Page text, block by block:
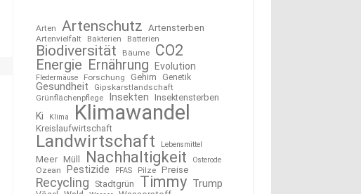
Arten Artenschutz Artensterben
Artenvielfalt Bakterien Batterien
Biodiversität Bäume CO2
Energie Ernährung Evolution
Fledermäuse Forschung Gehirn Genetik
Gesundheit Gipskarstlandschaft
Grünflächenpflege Insekten Insektensterben
Ki Klima Klimawandel
Kreislaufwirtschaft
Landwirtschaft Lebensmittel
Meer Müll Nachhaltigkeit Osterode
Ozean Pestizide PFAS Pilze Preise
Recycling Stadtgrün Timmy Trump